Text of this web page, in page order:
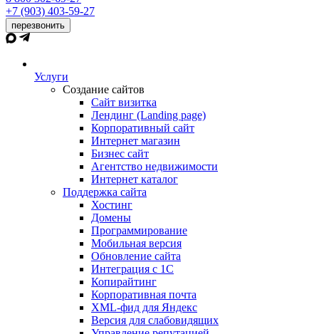
+7 (903) 403-59-27
перезвонить
Услуги
Создание сайтов
Сайт визитка
Лендинг (Landing page)
Корпоративный сайт
Интернет магазин
Бизнес сайт
Агентство недвижимости
Интернет каталог
Поддержка сайта
Хостинг
Домены
Программирование
Мобильная версия
Обновление сайта
Интеграция с 1С
Копирайтинг
Корпоративная почта
XML-фид для Яндекс
Версия для слабовидящих